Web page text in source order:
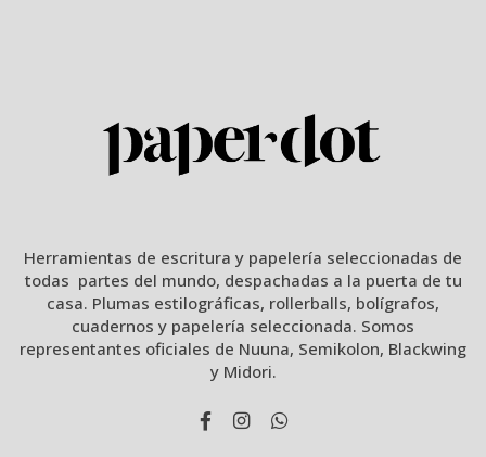
Herramientas de escritura y papelería seleccionadas de
todas partes del mundo, despachadas a la puerta de tu
casa. Plumas estilográficas, rollerballs, bolígrafos,
cuadernos y papelería seleccionada. Somos
representantes oficiales de Nuuna, Semikolon, Blackwing
y Midori.